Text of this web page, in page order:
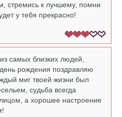
стремись к лучшему, помни
у тебя прекрасно!
самых близких людей,
рождения поздравляю
миг твоей жизни был
судьба всегда
а хорошее настроение